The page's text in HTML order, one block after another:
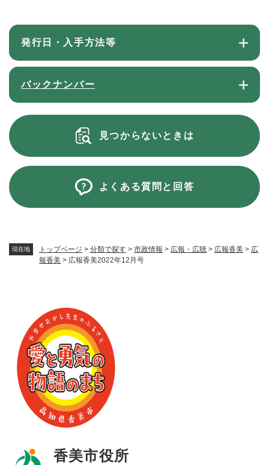
現在地 トップページ > 分類で探す > 市政情報 > 広報・広聴 > 広報香美 > 広
報香美 > 広報香美2022年12月号
発行日・入手方法等
バックナンバー
見つからないときは
よくある質問と回答
香美市役所